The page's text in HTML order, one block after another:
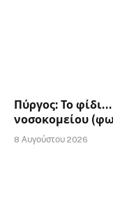
Πύργος: Το
νοσοκομείου
8 Αυγούστου 2026